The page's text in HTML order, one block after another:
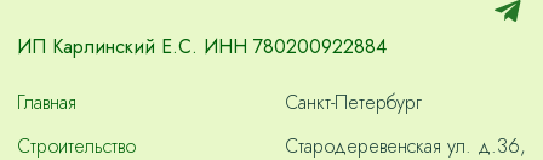
ИП Карлинский Е.С. ИНН 780200922884
Главная
Строительство
Санкт-Петербург
Стародеревенская ул. д.36,